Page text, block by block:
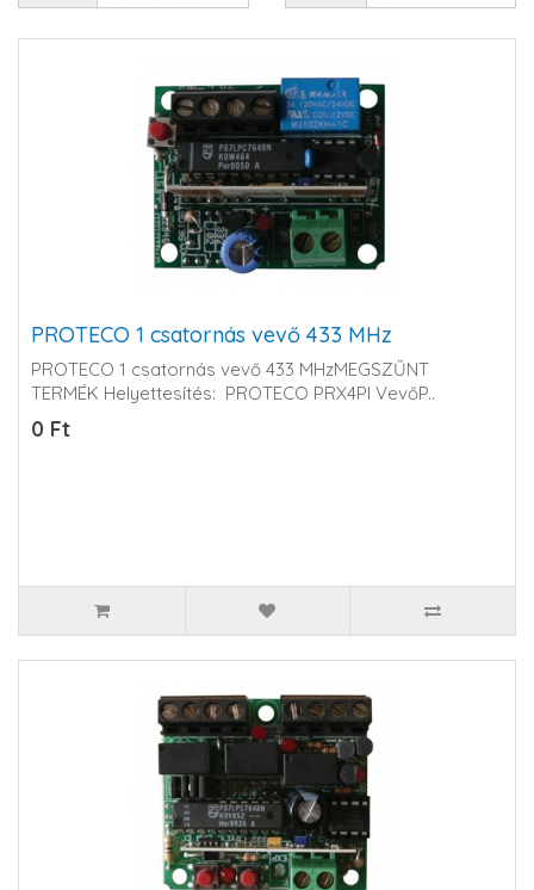
PROTECO 1 csatornás vevő 433 MHz
PROTECO 1 csatornás vevő 433 MHzMEGSZŰNT
TERMÉK Helyettesítés: PROTECO PRX4PI Vevő P..
0 Ft